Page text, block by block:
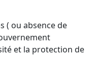
( ou absence de
et la protection de